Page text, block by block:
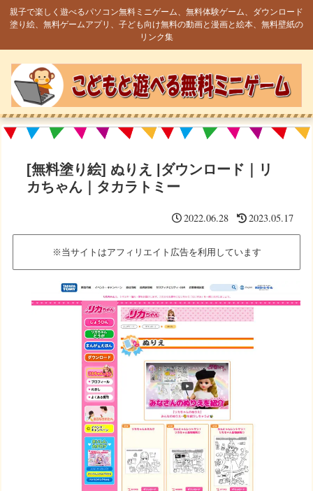
親子で楽しく遊べるパソコン無料ミニゲーム、無料体験ゲーム、ダウンロード
塗り絵、無料ゲームアプリ、子ども向け無料の動画と漫画と絵本、無料壁紙の
リンク集
[無料塗り絵] ぬりえ |ダウンロード｜リ
カちゃん｜タカラトミー
2022.06.28 2023.05.17
※当サイトはアフィリエイト広告を利用しています